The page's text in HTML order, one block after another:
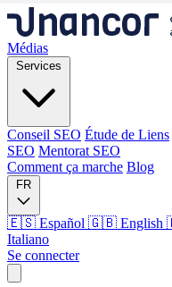
Médias
Services
Conseil SEO Étude de Liens
SEO Mentorat SEO
Comment ça marche Blog
FR
🇪🇸 Español 🇬🇧 English
Italiano
Se connecter